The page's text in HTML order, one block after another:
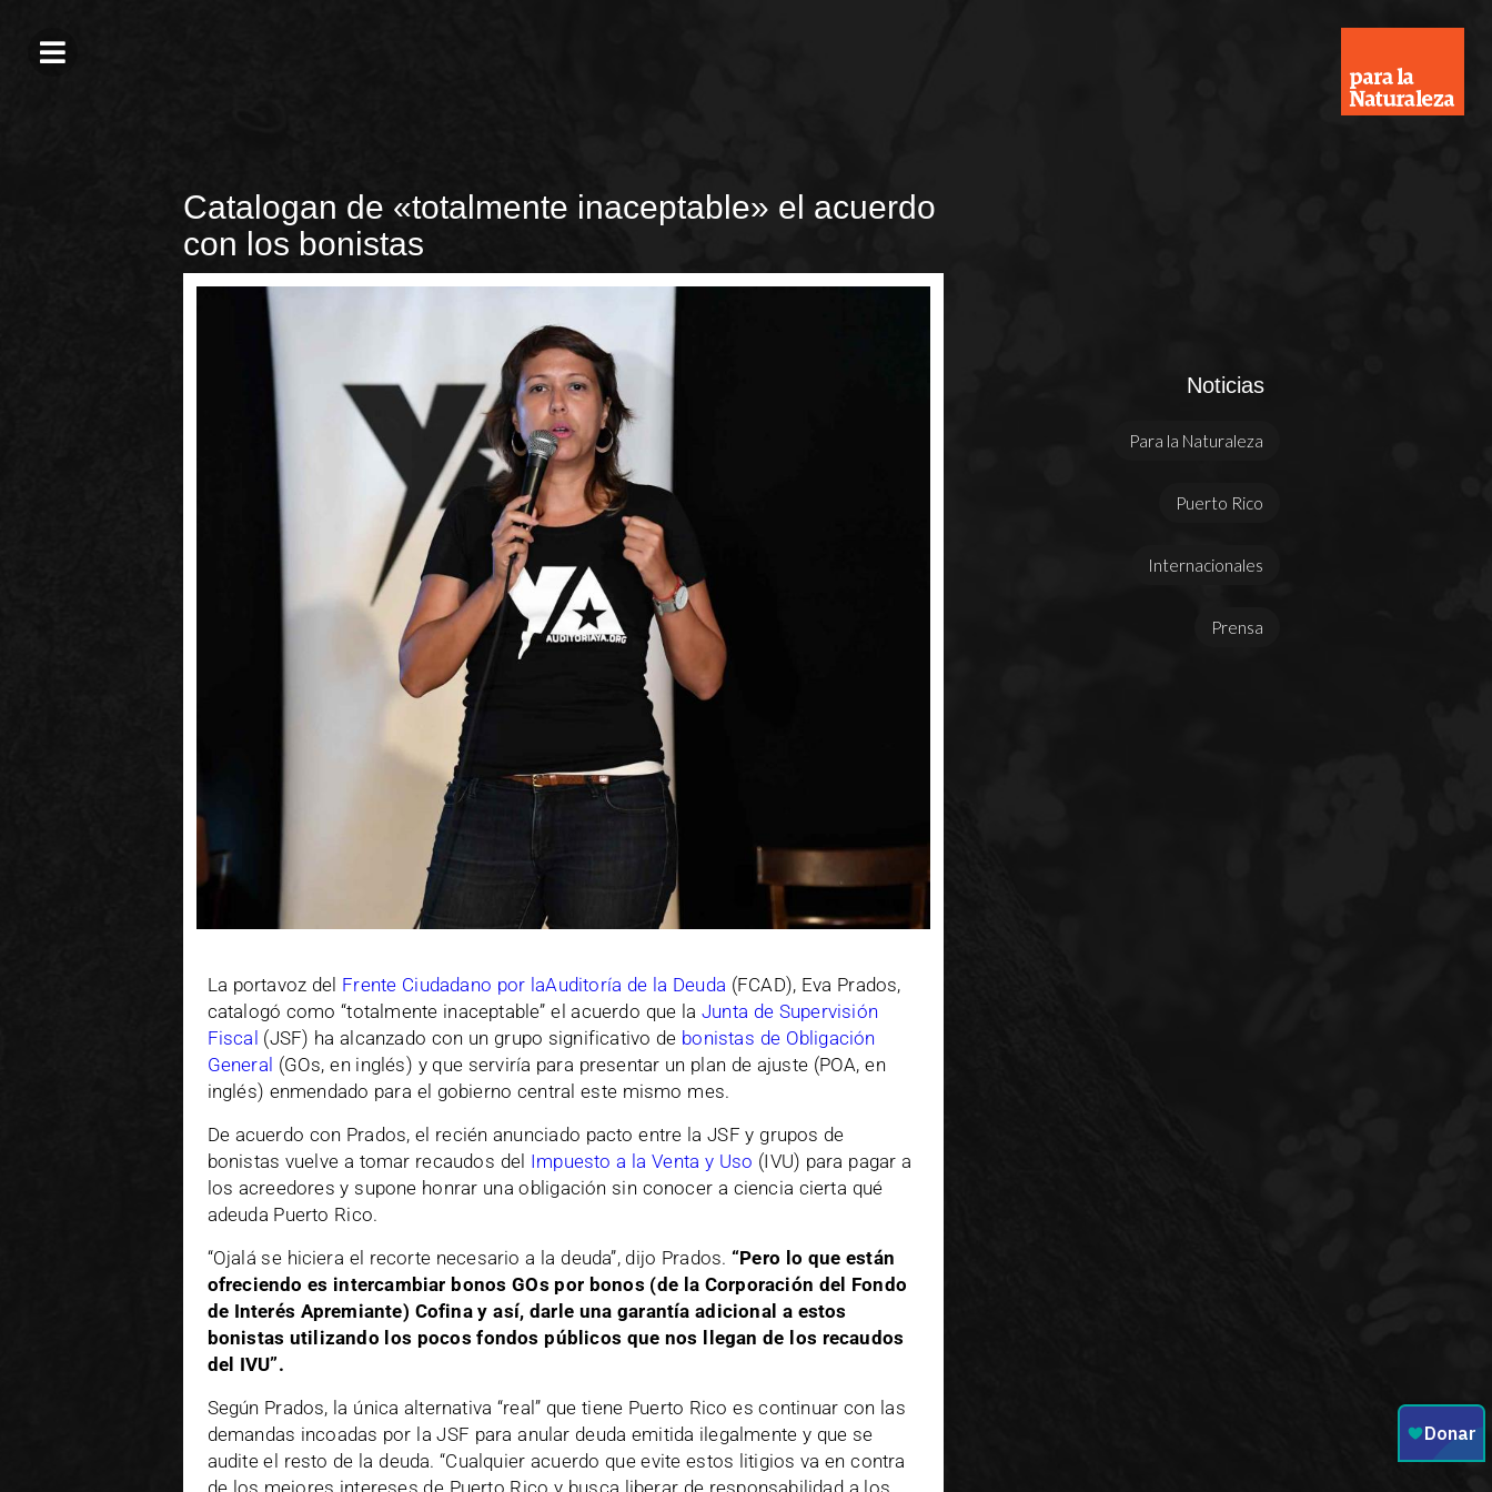
Catalogan de «totalmente inaceptable» el acuerdo
con los bonistas
La portavoz del Frente Ciudadano por laAuditoría de la Deuda (FCAD), Eva Prados,
catalogó como “totalmente inaceptable” el acuerdo que la Junta de Supervisión
Fiscal (JSF) ha alcanzado con un grupo significativo de bonistas de Obligación
General (GOs, en inglés) y que serviría para presentar un plan de ajuste (POA, en
inglés) enmendado para el gobierno central este mismo mes.
De acuerdo con Prados, el recién anunciado pacto entre la JSF y grupos de
bonistas vuelve a tomar recaudos del
Impuesto a la Venta y Uso (IVU) para pagar a
los acreedores y supone honrar una obligación sin conocer a ciencia cierta qué
adeuda Puerto Rico.
“Ojalá se hiciera el recorte necesario a la deuda”, dijo Prados. “Pero lo que están
ofreciendo es intercambiar bonos GOs por bonos (de la Corporación del Fondo
de Interés Apremiante) Cofina y así, darle una garantía adicional a estos
bonistas utilizando los pocos fondos públicos que nos llegan de los recaudos
del IVU”.
Según Prados, la única alternativa “real” que tiene Puerto Rico es continuar con las
demandas incoadas por la JSF para anular deuda emitida ilegalmente y que se
audite el resto de la deuda. “Cualquier acuerdo que evite estos litigios va en contra
Noticias
Para la Naturaleza
Puerto Rico
Internacionales
Prensa